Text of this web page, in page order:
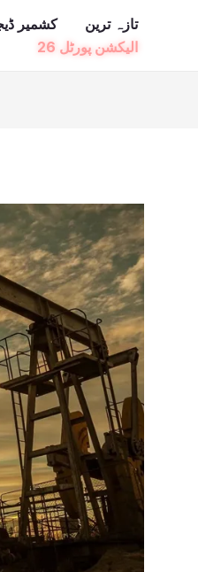
تازہ ترین کشمیر
الیکشن پورٹل 26